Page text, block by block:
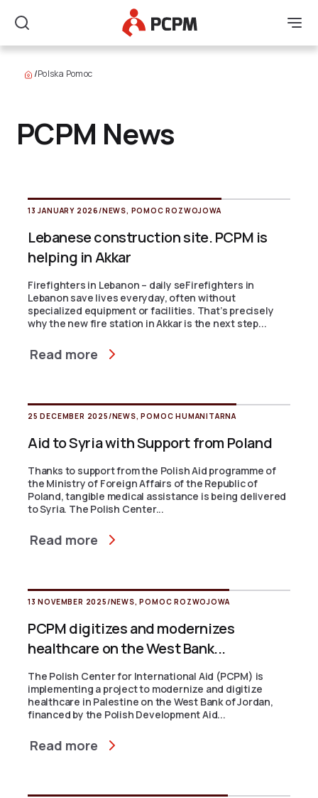
Search
Main Logo
/Polska Pomoc
PCPM News
13 JANUARY 2026 /NEWS, POMOC ROZWOJOWA
Lebanese construction site. PCPM is
helping in Akkar
Firefighters in Lebanon – daily seFirefighters in
Lebanon save lives everyday, often without
specialized equipment or facilities. That’s precisely
why the new fire station in Akkar is the next step...
Read more
25 DECEMBER 2025 /NEWS,POMOC HUMANITARNA
Aid to Syria with Support from Poland
Thanks to support from the Polish Aid programme of
the Ministry of Foreign Affairs of the Republic of
Poland, tangible medical assistance is being delivered
to Syria. The Polish Center...
Read more
13 NOVEMBER 2025 /NEWS,POMOC ROZWOJOWA
PCPM digitizes and modernizes
healthcare on the West Bank...
The Polish Center for International Aid (PCPM) is
implementing a project to modernize and digitize
healthcare in Palestine on the West Bank of Jordan,
financed by the Polish Development Aid...
Read more